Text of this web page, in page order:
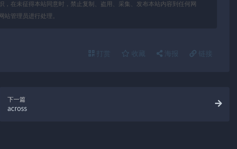
在未征得本站同意时，禁止复制、盗用、采集、发布本站内容到任何网
管理员进行处理。
打赏 收藏 海报 链接
下一篇
across